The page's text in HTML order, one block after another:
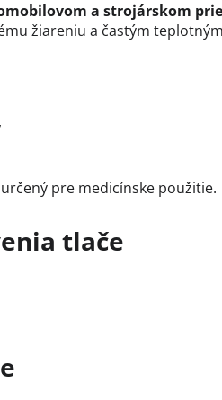
a strojárskom
žiareniu a častým
pre medicínske použitie.
tlače